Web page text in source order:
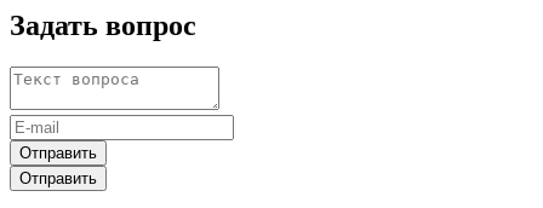
Задать вопрос
Отправить
Отправить